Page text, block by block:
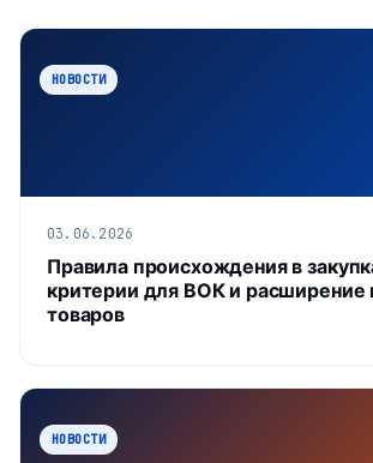
НОВОСТИ
03.06.2026
Правила происхождения в
критерии для ВОК и расширение
товаров
НОВОСТИ